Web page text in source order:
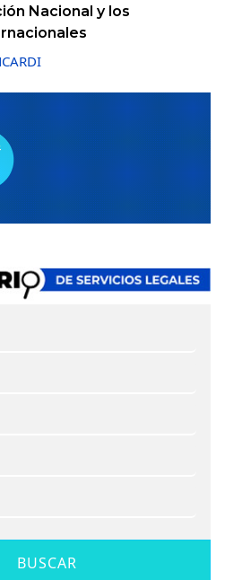
Nacional y los
BUSCAR